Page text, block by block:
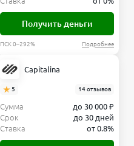
Получить деньги
ПСК 0–292% Подробнее
Capitalina
5 14 отзывов
Сумма
до 30 000 ₽
Срок
до 30 дней
Ставка
от 0.8%